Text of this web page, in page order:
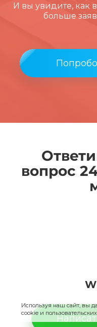
И вы увидите, как
больше
вопрос
Используя наш сайт, вы
cookie и